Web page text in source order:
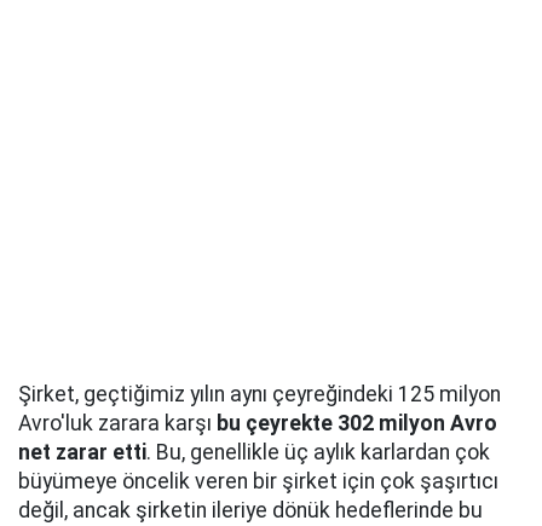
Şirket, geçtiğimiz yılın aynı çeyreğindeki 125 milyon
Avro'luk zarara karşı bu çeyrekte 302 milyon Avro
net zarar etti. Bu, genellikle üç aylık karlardan çok
büyümeye öncelik veren bir şirket için çok şaşırtıcı
değil, ancak şirketin ileriye dönük hedeflerinde bu